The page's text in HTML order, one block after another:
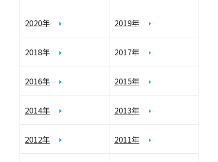
2020年 2019年
2018年 2017年
2016年 2015年
2014年 2013年
2012年 2011年